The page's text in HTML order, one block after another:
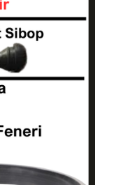
6KatÖn Arka Takım